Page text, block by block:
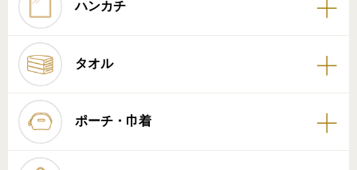
ハンカチ
タオル
ポーチ・巾着